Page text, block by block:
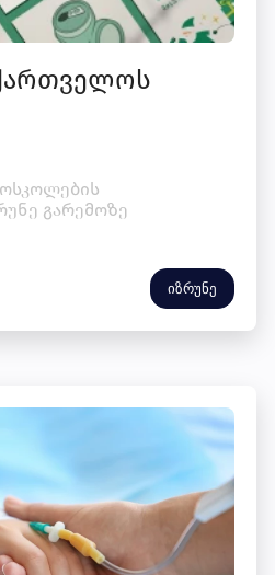
გარემოზე
იზრუნე